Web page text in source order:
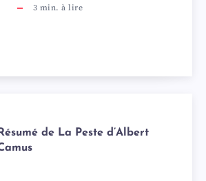
3 min. à lire
Résumé de La Peste d’Albert